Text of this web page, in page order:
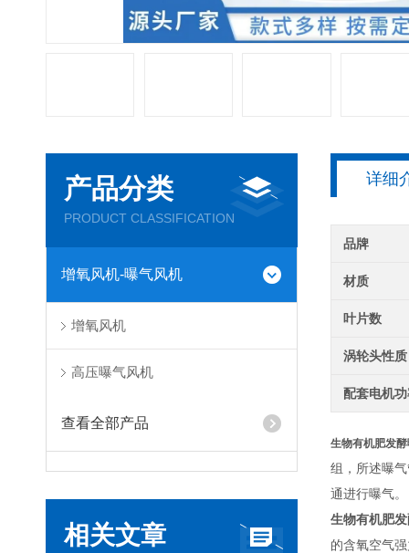
产品分类
PRODUCT CLASSIFICATION
增氧风机-曝气风机
增氧风机
高压曝气风机
查看全部产品
相关文章
详细
品牌
材质
叶片数
涡轮头性质
配套电机
生物有机肥发
组，所述曝
通进行曝气。
生物有机肥
的含氧空气